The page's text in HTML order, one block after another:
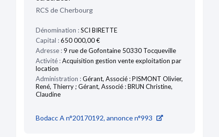
RCS de Cherbourg
Dénomination :SCI BIRETTE
Capital :650 000,00 €
Adresse :9 rue de Gofontaine 50330 Tocqueville
Activité :Acquisition gestion vente exploitation par
location
Administration :Gérant, Associé : PISMONT Olivier,
René, Thierry ; Gérant, Associé : BRUN Christine,
Claudine
Bodacc A n°20170192, annonce n°993